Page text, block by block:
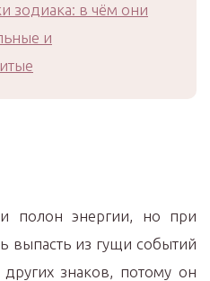
зодиака: в чём они
и
полон энергии, но при
выпасть из гущи событий
знаков, потому он